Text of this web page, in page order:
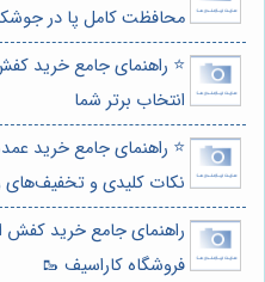
محافظت کامل پا در
⭐️ راهنمای جامع خرید
انتخاب برتر شما
⭐️ راهنمای جامع خرید
نکات کلیدی و تخفیف‌های
راهنمای جامع خرید کفش
فروشگاه کاراسیف 🥾